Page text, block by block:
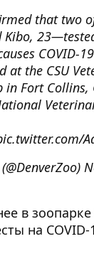
that two
Kibo,
COVID-
at the CSU
in Fort Collins,
в
на